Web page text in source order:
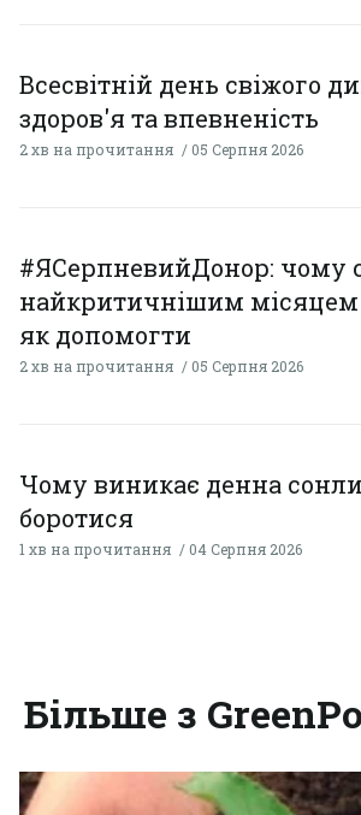
Всесвітній день свіжого
здоров'я та впевненість
2 хв на прочитання 05 Серпня 2026
#ЯСерпневийДонор: чому
найкритичнішим місяцем
як допомогти
2 хв на прочитання 05 Серпня 2026
Чому виникає денна
боротися
1 хв на прочитання 04 Серпня 2026
Більше з